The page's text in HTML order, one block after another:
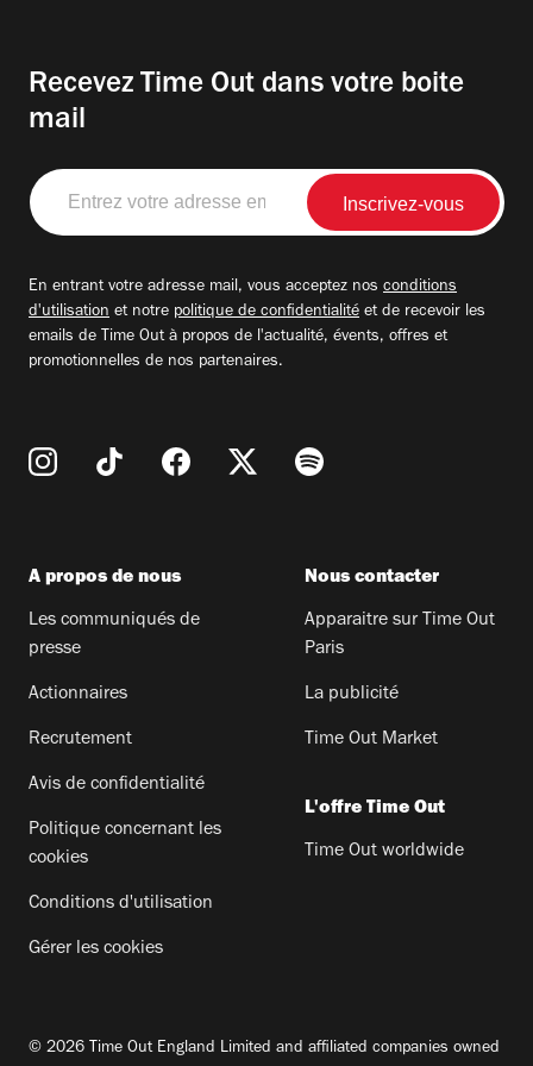
Recevez Time Out dans votre boite
mail
Entrez
votre
adresse
En entrant votre adresse mail, vous acceptez nos conditions
d'utilisation et notre politique de confidentialité et de recevoir les
emails de Time Out à propos de l'actualité, évents, offres et
promotionnelles de nos partenaires.
A propos de nous
Les communiqués de
presse
Actionnaires
Recrutement
Avis de confidentialité
Politique concernant les
cookies
Conditions d'utilisation
Gérer les cookies
Nous contacter
Apparaitre sur Time Out
Paris
La publicité
Time Out Market
L'offre Time Out
Time Out worldwide
© 2026 Time Out England Limited and affiliated companies owned